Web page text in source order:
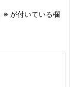
※ が付いている欄